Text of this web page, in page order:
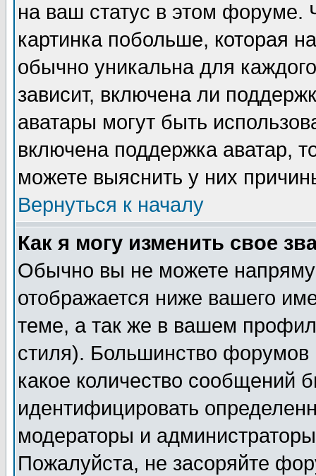
на ваш статус в этом форуме.
картинка побольше, которая
обычно уникальна для
зависит, включена ли
аватары могут быть
включена поддержка аватар,
можете выяснить у них
Вернуться к началу
Как я могу изменить свое
Обычно вы не можете
отображается ниже вашего
теме, а так же в вашем
стиля). Большинство форумов
какое количество сообщений
идентифицировать
модераторы и
Пожалуйста, не засоряйте